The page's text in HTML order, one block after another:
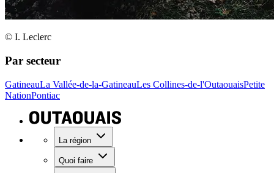
© I. Leclerc
Par secteur
GatineauLa Vallée-de-la-GatineauLes Collines-de-l'OutaouaisPetite
NationPontiac
La région
Quoi faire